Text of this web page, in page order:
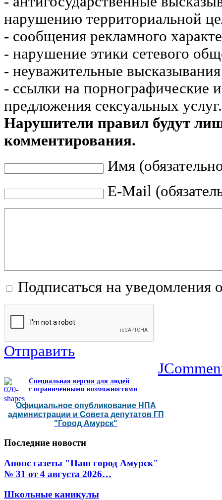
нарушению территориальной
- сообщения рекламного
- нарушение этики сетевого
- неуважительные
- ссылки на порнографические
предложения сексуальных услуг.
Нарушители правил будут
комментирования.
Имя
E-Mail
Подписаться на уведомления
Отправить
Специальная версия для людей
с ограниченными возможностями
Официальное опубликование НПА
администрации и Совета депутатов ГП
"Город Амурск"
Последние новости
Анонс газеты "Наш город Амурск"
№ 31 от 4 августа 2026…
Школьные каникулы